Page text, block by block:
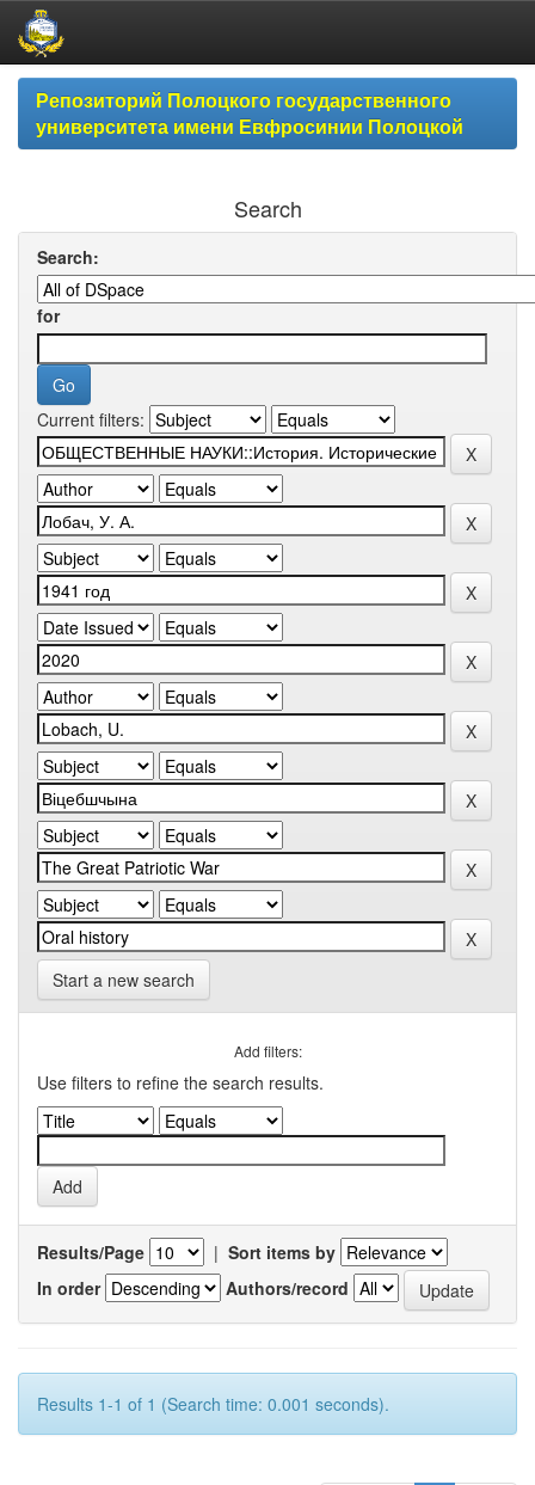
Skip
navigationРепозиторий Полоцкого государственного
университета имени Евфросинии Полоцкой
Search
Search:
for
Current filters:
Start a new search
Add filters:
Use filters to refine the search results.
Results/Page | Sort items by
In order
Authors/record
Results 1-1 of 1 (Search time: 0.001 seconds).